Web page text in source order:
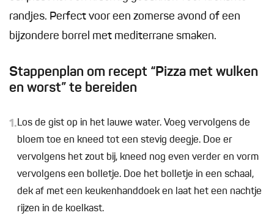
randjes. Perfect voor een zomerse avond of een
bijzondere borrel met mediterrane smaken.
Stappenplan om recept “Pizza met wulken
en worst” te bereiden
1.Los de gist op in het lauwe water. Voeg vervolgens de
bloem toe en kneed tot een stevig deegje. Doe er
vervolgens het zout bij, kneed nog even verder en vorm
vervolgens een bolletje. Doe het bolletje in een schaal,
dek af met een keukenhanddoek en laat het een nachtje
rijzen in de koelkast.